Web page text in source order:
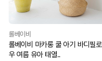
롤베이비
롤베이비 마카롱 쿨 아기 바디필로
우 여름 유아 태열..